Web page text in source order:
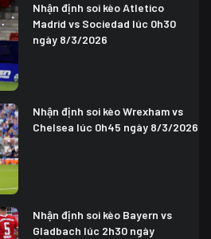
Nhận định soi kèo Atletico
Madrid vs Sociedad lúc 0h30
ngày 8/3/2026
Nhận định soi kèo Wrexham vs
Chelsea lúc 0h45 ngày 8/3/2026
Nhận định soi kèo Bayern vs
Gladbach lúc 2h30 ngày